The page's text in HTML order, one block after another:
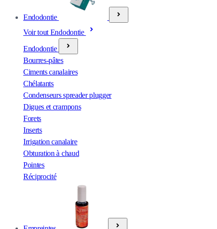
Endodontie
Voir tout Endodontie
Endodontie
Bourres-pâtes
Ciments canalaires
Chélatants
Condenseurs spreader plugger
Digues et crampons
Forets
Inserts
Irrigation canalaire
Obturation à chaud
Pointes
Réciprocité